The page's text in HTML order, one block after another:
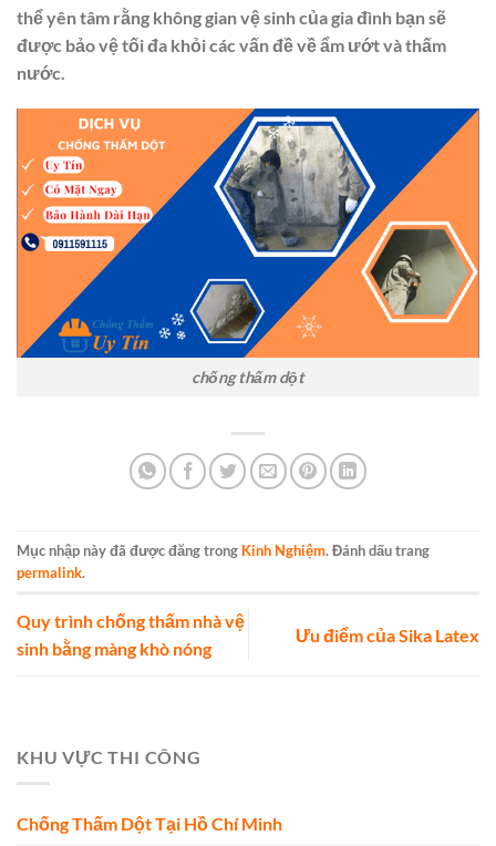
thể yên tâm rằng không gian vệ sinh của gia đình bạn sẽ
được bảo vệ tối đa khỏi các vấn đề về ẩm ướt và thấm
nước.
chống thấm dột
Mục nhập này đã được đăng trong Kinh Nghiệm. Đánh dấu trang
permalink.
Quy trình chống thấm nhà vệ
sinh bằng màng khò nóng
Ưu điểm của Sika Latex
KHU VỰC THI CÔNG
Chống Thấm Dột Tại Hồ Chí Minh